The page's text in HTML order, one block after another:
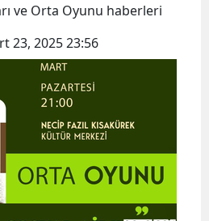
ve Orta Oyunu haberleri
23, 2025 23:56